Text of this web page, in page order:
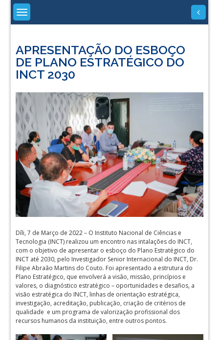
Skip
content
APRESENTAÇÃO DO ESBOÇO
DE PLANO ESTRATÉGICO DO
INCT 2030
Díli, 7 de Março de 2022 – O Instituto Nacional de Ciências e
Tecnologia (INCT) realizou um encontro nas intalações do INCT,
com o objetivo de apresentar o esboço do Plano Estratégico do
INCT até 2030, pelo Investigador Senior Internacional do INCT, Dr.
Filipe Abraão Martins do Couto. Foi apresentado a estrutura do
Plano Estratégico, que envolverá a visão, missão, princípios e
valores, o diagnóstico estratégico – oportunidades e desafios, a
visão estratégica do INCT, linhas de orientação estratégica,
investigação, acreditação, publicação, criação de critérios de
qualidade e um programa de valorização profissional dos
recursos humanos da instituição, entre outros pontos.